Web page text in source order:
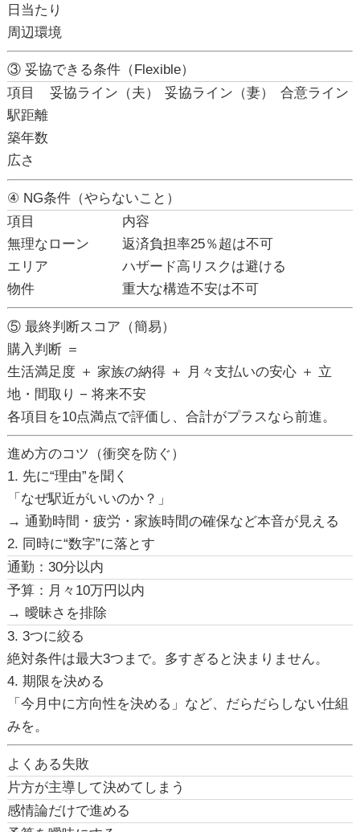
日当たり
周辺環境
③ 妥協できる条件（Flexible）
項目
妥協ライン（夫） 妥協ライン（妻）
合意ライン
駅距離
築年数
広さ
④ NG条件（やらないこと）
項目
内容
無理なローン
返済負担率25％超は不可
エリア
ハザード高リスクは避ける
物件
重大な構造不安は不可
⑤ 最終判断スコア（簡易）
購入判断 ＝
生活満足度 ＋ 家族の納得 ＋ 月々支払いの安心 ＋ 立
地・間取り − 将来不安
各項目を10点満点で評価し、合計がプラスなら前進。
進め方のコツ（衝突を防ぐ）
1. 先に“理由”を聞く
「なぜ駅近がいいのか？」
→ 通勤時間・疲労・家族時間の確保など本音が見える
2. 同時に“数字”に落とす
通勤：30分以内
予算：月々10万円以内
→ 曖昧さを排除
3. 3つに絞る
絶対条件は最大3つまで。多すぎると決まりません。
4. 期限を決める
「今月中に方向性を決める」など、だらだらしない仕組
みを。
よくある失敗
片方が主導して決めてしまう
感情論だけで進める